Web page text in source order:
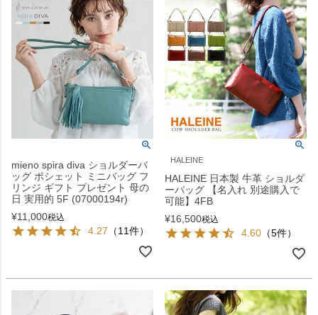
mieno spira diva ショルダーバ
ッグ ポシェット ミニバッグ フ
リンジ ギフト プレゼント 母の
日 実用的 5F (07000194r)
¥11,000税込
4.27 （11件）
HALEINE
HALEINE 日本製 牛革 ショルダ
ーバッグ 【名入れ 別途購入で
可能】4FB
¥16,500税込
4.60 （5件）